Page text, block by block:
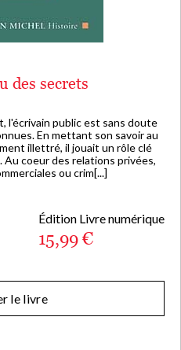
des secrets
l'écrivain public est sans doute
En mettant son savoir au
illettré, il jouait un rôle clé
Au coeur des relations privées,
ou crim[...]
Édition Livre numérique
15,99 €
le livre